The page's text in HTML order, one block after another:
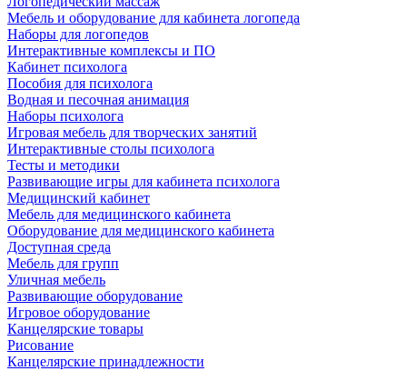
Мебель и оборудование для кабинета логопеда
Наборы для логопедов
Интерактивные комплексы и ПО
Кабинет психолога
Пособия для психолога
Водная и песочная анимация
Наборы психолога
Игровая мебель для творческих занятий
Интерактивные столы психолога
Тесты и методики
Развивающие игры для кабинета психолога
Медицинский кабинет
Мебель для медицинского кабинета
Оборудование для медицинского кабинета
Доступная среда
Мебель для групп
Уличная мебель
Развивающие оборудование
Игровое оборудование
Канцелярские товары
Рисование
Канцелярские принадлежности